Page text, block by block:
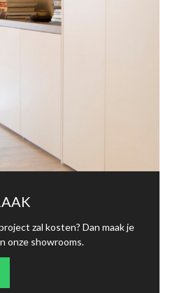
zal kosten? Dan maak je
onze showrooms.